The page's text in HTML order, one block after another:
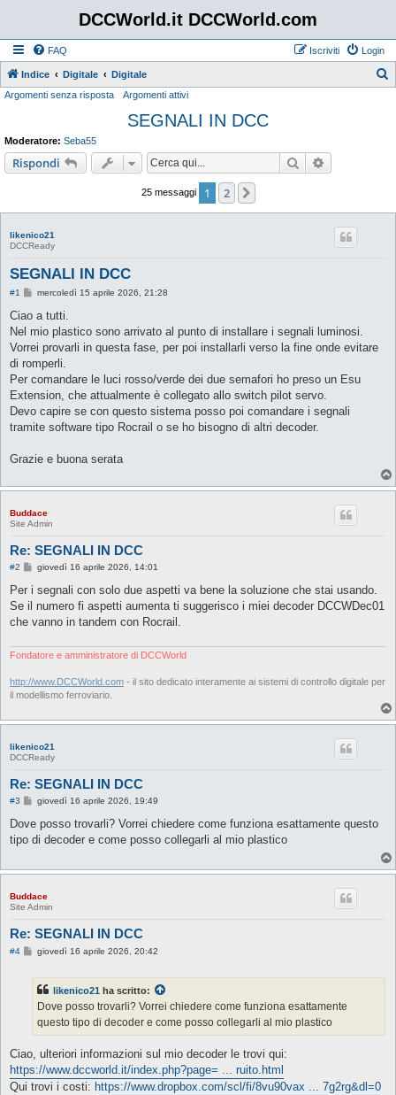
DCCWorld.it DCCWorld.com
FAQ Login
Iscriviti
Indice Digitale Digitale
Argomenti senza risposta Argomenti attivi
SEGNALI IN DCC
Moderatore: Seba55
Rispondi Cerca
25 messaggi 1 2
likenico21
DCCReady
SEGNALI IN DCC
#1
M
s
a
g
i
o
mercoledì 15 aprile 2026, 21:28
Ciao a tutti.
Nel mio plastico sono arrivato al punto di installare i segnali luminosi.
Vorrei provarli in questa fase, per poi installarli verso la fine onde evitare
di romperli.
Per comandare le luci rosso/verde dei due semafori ho preso un Esu
Extension, che attualmente è collegato allo switch pilot servo.
Devo capire se con questo sistema posso poi comandare i segnali
tramite software tipo Rocrail o se ho bisogno di altri decoder.
Grazie e buona serata
Buddace
Site Admin
Re: SEGNALI IN DCC
#2
M
s
a
g
o
giovedì 16 aprile 2026, 14:01
Per i segnali con solo due aspetti va bene la soluzione che stai usando.
Se il numero fi aspetti aumenta ti suggerisco i miei decoder DCCWDec01
che vanno in tandem con Rocrail.
Fondatore e amministratore di DCCWorld
http://www.DCCWorld.com - il sito dedicato interamente ai sistemi di controllo digitale per
il modellismo ferroviario.
likenico21
DCCReady
Re: SEGNALI IN DCC
#3
M
s
a
i
giovedì 16 aprile 2026, 19:49
Dove posso trovarli? Vorrei chiedere come funziona esattamente questo
tipo di decoder e come posso collegarli al mio plastico
Buddace
Site Admin
Re: SEGNALI IN DCC
#4
M
a
g
o
giovedì 16 aprile 2026, 20:42
likenico21 ha scritto:
Dove posso trovarli? Vorrei chiedere come funziona esattamente
questo tipo di decoder e come posso collegarli al mio plastico
Ciao, ulteriori informazioni sul mio decoder le trovi qui:
https://www.dccworld.it/index.php?page= ... ruito.html
Qui trovi i costi: https://www.dropbox.com/scl/fi/8vu90vax ... 7g2rg&dl=0